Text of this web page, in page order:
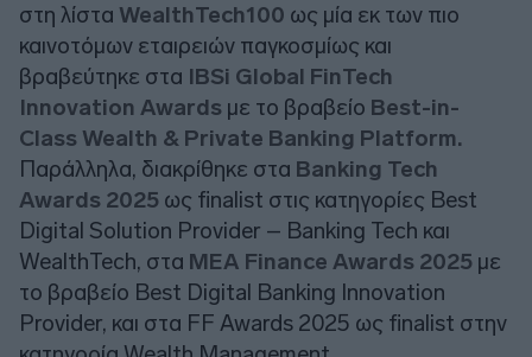
στη λίστα WealthTech100 ως μία εκ των πιο
καινοτόμων εταιρειών παγκοσμίως και
βραβεύτηκε στα IBSi Global FinTech
Innovation Awards με το βραβείο Best-in-
Class Wealth & Private Banking Platform.
Παράλληλα, διακρίθηκε στα Banking Tech
Awards 2025 ως finalist στις κατηγορίες Best
Digital Solution Provider – Banking Tech και
WealthTech, στα MEA Finance Awards 2025 με
το βραβείο Best Digital Banking Innovation
Provider, και στα FF Awards 2025 ως finalist στην